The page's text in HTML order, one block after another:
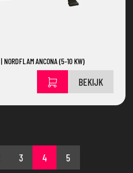
NORDFLAM ANCONA (5-10 KW)
BEKIJK
3 4 5